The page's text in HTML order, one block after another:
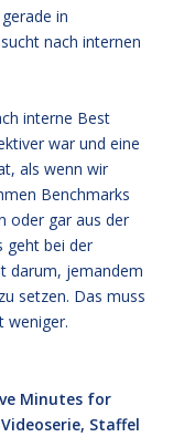
in
nach internen
interne Best
war und eine
als wenn wir
Benchmarks
oder gar aus der
geht bei der
darum, jemandem
setzen. Das muss
weniger.
Minutes for
Staffel